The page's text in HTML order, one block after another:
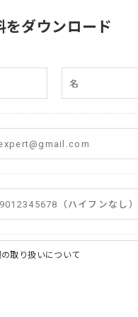
をダウンロード
取り扱いについて